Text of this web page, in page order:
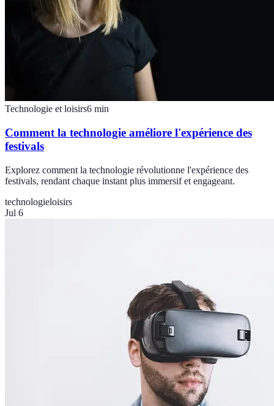
Technologie et loisirs6 min
Comment la technologie améliore l'expérience des
festivals
Explorez comment la technologie révolutionne l'expérience des
festivals, rendant chaque instant plus immersif et engageant.
technologieloisirs
Jul 6